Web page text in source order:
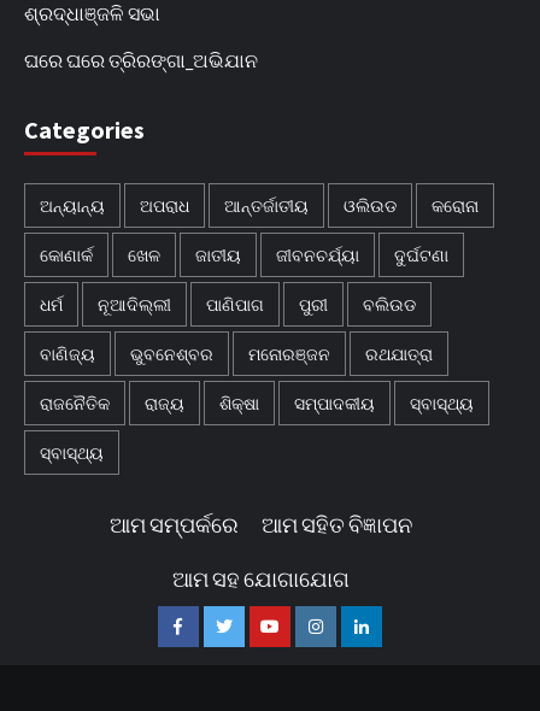
ଶ୍ରଦ୍ଧାଞ୍ଜଳି ସଭା
ଘରେ ଘରେ ତ୍ରିରଙ୍ଗା_ଅଭିଯାନ
Categories
ଅନ୍ୟାନ୍ୟ ଅପରାଧ ଆନ୍ତର୍ଜାତୀୟ ଓଲିଉଡ କରୋନା
କୋଣାର୍କ ଖେଳ ଜାତୀୟ ଜୀବନଚର୍ଯ୍ୟା ଦୁର୍ଘଟଣା
ଧର୍ମ ନୂଆଦିଲ୍ଲୀ ପାଣିପାଗ ପୁରୀ ବଲିଉଡ
ବାଣିଜ୍ୟ ଭୁବନେଶ୍ବର ମନୋରଞ୍ଜନ ରଥଯାତ୍ରା
ରାଜନୈତିକ ରାଜ୍ୟ ଶିକ୍ଷା ସମ୍ପାଦକୀୟ ସ୍ବାସ୍ଥ୍ୟ
ସ୍ବାସ୍ଥ୍ୟ
ଆମ ସମ୍ପର୍କରେ ଆମ ସହିତ ବିଜ୍ଞାପନ
ଆମ ସହ ଯୋଗାଯୋଗ
FacebookTwitterYoutubeInstagramLinkedin